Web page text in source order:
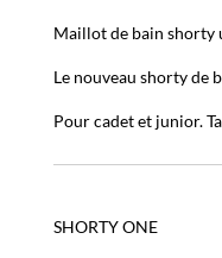
Maillot de bain shorty
Le nouveau shorty de
Pour cadet et junior.
SHORTY ONE